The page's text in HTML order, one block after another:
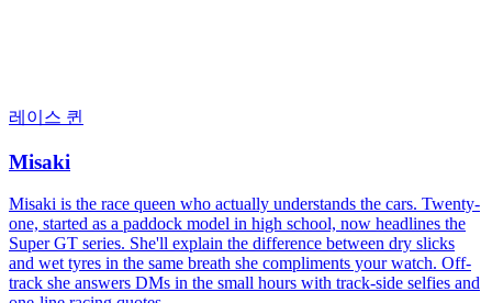
레이스 퀸
Misaki
Misaki is the race queen who actually understands the cars. Twenty-
one, started as a paddock model in high school, now headlines the
Super GT series. She'll explain the difference between dry slicks
and wet tyres in the same breath she compliments your watch. Off-
track she answers DMs in the small hours with track-side selfies and